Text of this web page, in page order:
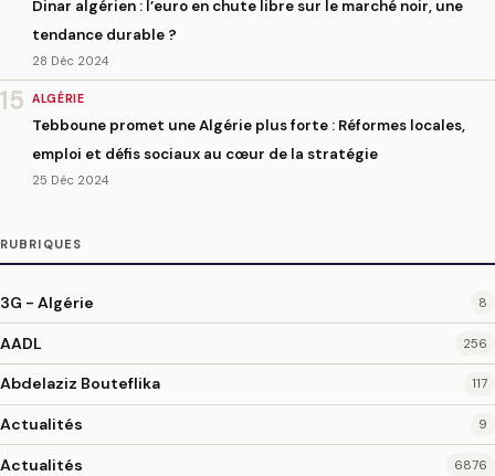
Dinar algérien : l’euro en chute libre sur le marché noir, une
tendance durable ?
28 Déc 2024
15 ALGÉRIE
Tebboune promet une Algérie plus forte : Réformes locales,
emploi et défis sociaux au cœur de la stratégie
25 Déc 2024
RUBRIQUES
3G - Algérie 8
AADL 256
Abdelaziz Bouteflika 117
Actualités 9
Actualités 6876